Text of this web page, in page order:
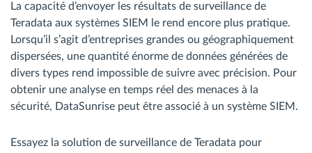
La capacité d’envoyer les résultats de surveillance de
Teradata aux systèmes SIEM le rend encore plus pratique.
Lorsqu’il s’agit d’entreprises grandes ou géographiquement
dispersées, une quantité énorme de données générées de
divers types rend impossible de suivre avec précision. Pour
obtenir une analyse en temps réel des menaces à la
sécurité, DataSunrise peut être associé à un système SIEM.
Essayez la solution de surveillance de Teradata pour